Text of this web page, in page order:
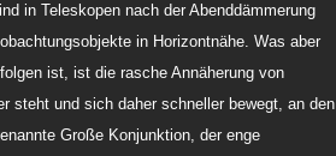
in Teleskopen nach der Abenddämmerung
in Horizontnähe. Was aber
ist, ist die rasche Annäherung von
steht und sich daher schneller bewegt, an den
Große Konjunktion, der enge